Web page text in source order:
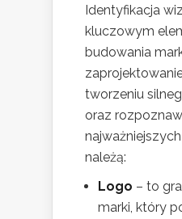
Identyfikacja
kluczowym
budowania
tworzeniu
oraz
należą:
Logo – to
marki, który